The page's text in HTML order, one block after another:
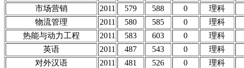
市场营销
2011 579 588 0 理科
物流管理
2011 580 585 0 理科
热能与动力工程
2011 583 603 0 理科
英语
2011 487 543 0 理科
对外汉语
2011 481 526 0 理科